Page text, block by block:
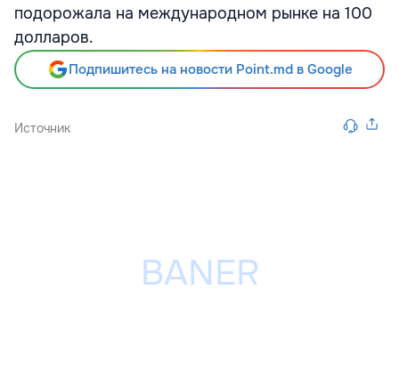
подорожала на международном рынке на 100
долларов.
Подпишитесь на новости Point.md в Google
Источник